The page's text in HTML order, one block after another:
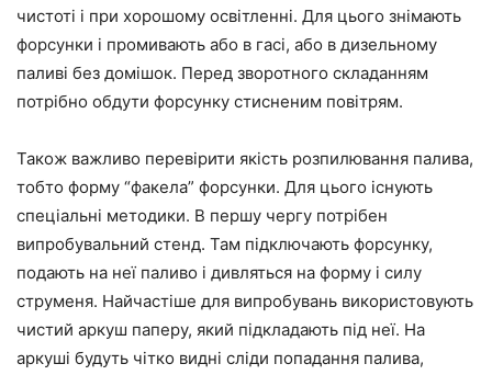
чистоті і при хорошому освітленні. Для цього знімають
форсунки і промивають або в гасі, або в дизельному
паливі без домішок. Перед зворотного складанням
потрібно обдути форсунку стисненим повітрям.
Також важливо перевірити якість розпилювання палива,
тобто форму “факела” форсунки. Для цього існують
спеціальні методики. В першу чергу потрібен
випробувальний стенд. Там підключають форсунку,
подають на неї паливо і дивляться на форму і силу
струменя. Найчастіше для випробувань використовують
чистий аркуш паперу, який підкладають під неї. На
аркуші будуть чітко видні сліди попадання палива,